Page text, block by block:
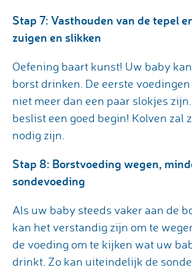
Stap 7: Vasthouden van de tepel
zuigen en slikken
Oefening baart kunst! Uw baby
borst drinken. De eerste
niet meer dan een paar slokjes
beslist een goed begin! Kolven zal
nodig zijn.
Stap 8: Borstvoeding wegen,
sondevoeding
Als uw baby steeds vaker aan de
kan het verstandig zijn om te
de voeding om te kijken wat uw
drinkt. Zo kan uiteindelijk de